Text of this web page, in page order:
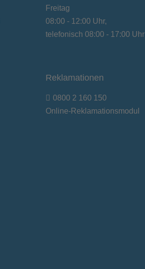
Freitag
08:00 - 12:00 Uhr,
telefonisch 08:00 - 17:00 Uhr
Reklamationen
0800 2 160 150
Online-Reklamationsmodul